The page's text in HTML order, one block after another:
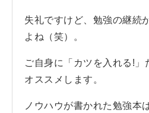
失礼ですけど、勉強の継続
よね（笑）。
ご自身に「カツを入れる!」
オススメします。
ノウハウが書かれた勉強本